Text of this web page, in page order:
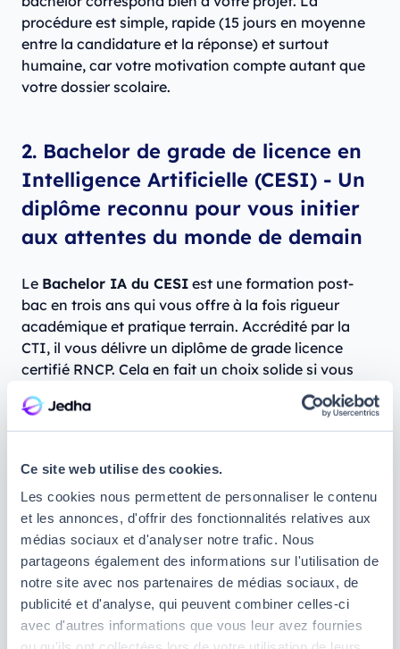
Ce site web utilise des cookies.
Les cookies nous permettent de personnaliser le contenu
et les annonces, d'offrir des fonctionnalités relatives aux
médias sociaux et d'analyser notre trafic. Nous
partageons également des informations sur l'utilisation de
notre site avec nos partenaires de médias sociaux, de
publicité et d'analyse, qui peuvent combiner celles-ci
avec d'autres informations que vous leur avez fournies
procédure est simple, rapide (15 jours en moyenne
entre la candidature et la réponse) et surtout
humaine, car votre motivation compte autant que
votre dossier scolaire.
2. Bachelor de grade de licence en
Intelligence Artificielle (CESI) - Un
diplôme reconnu pour vous initier
aux attentes du monde de demain
Le Bachelor IA du CESI est une formation post-
bac en trois ans qui vous offre à la fois rigueur
académique et pratique terrain. Accrédité par la
CTI, il vous délivre un diplôme de grade licence
certifié RNCP. Cela en fait un choix solide si vous
cherchez un cursus en IA qui vous apprendra à
utiliser l’intelligence artificielle pour optimiser les
processus de production, notamment dans
Programme :
Mathématiques
Algorithmique
Statistiques et traitement des données
Programmation avec un focus sur les langages
utilisés en développement IA